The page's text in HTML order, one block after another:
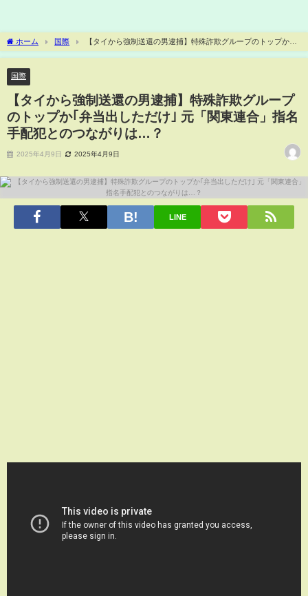
ホーム 国際
【タイから強制送還の男逮捕】特殊詐欺グループのトップか
｢弁当出しただけ｣ 元「関東連合」指名手配犯とのつながりは…？
国際
【タイから強制送還の男逮捕】特殊詐欺グループ
のトップか｢弁当出しただけ｣ 元「関東連合」指名
手配犯とのつながりは…？
2025年4月9日 2025年4月9日
LINE